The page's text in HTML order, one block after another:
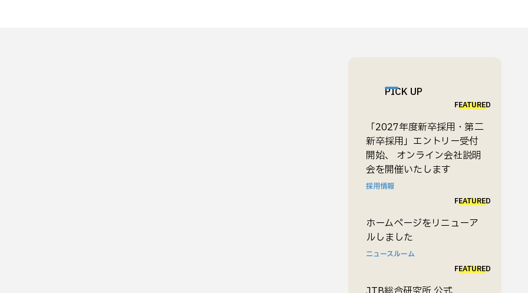
PICK UP
FEATURED
「2027年度新卒採用・第二
新卒採用」エントリー受付
開始、 オンライン会社説明
会を開催いたします
採用情報
FEATURED
ホームページをリニューア
ルしました
ニュースルーム
FEATURED